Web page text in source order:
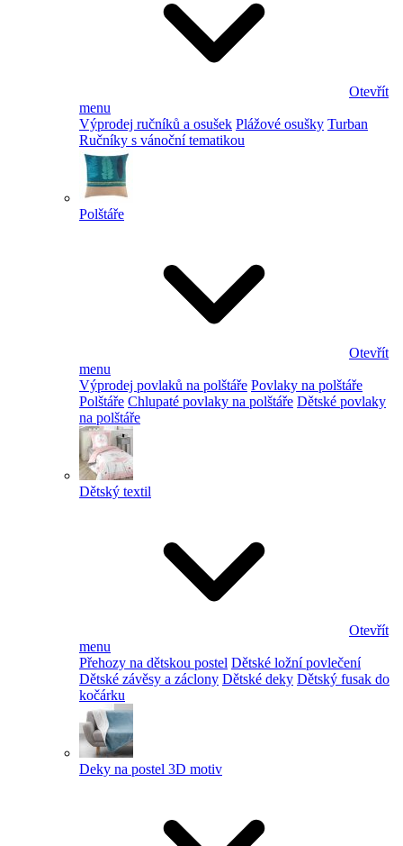
Otevřít
menu
Výprodej ručníků a osušek Plážové osušky Turban
Ručníky s vánoční tematikou
Polštáře
Otevřít
menu
Výprodej povlaků na polštáře Povlaky na polštáře
Polštáře Chlupaté povlaky na polštáře Dětské povlaky
na polštáře
Dětský textil
Otevřít
menu
Přehozy na dětskou postel Dětské ložní povlečení
Dětské závěsy a záclony Dětské deky Dětský fusak do
kočárku
Deky na postel 3D motiv